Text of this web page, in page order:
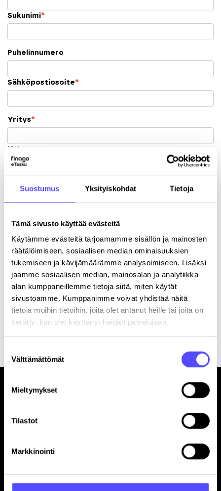
Suostumus Yksityiskohdat Tietoja
Tämä sivusto käyttää evästeitä
Käytämme evästeitä tarjoamamme sisällön ja mainosten
räätälöimiseen, sosiaalisen median ominaisuuksien
tukemiseen ja kävijämäärämme analysoimiseen. Lisäksi
jaamme sosiaalisen median, mainosalan ja analytiikka-
alan kumppaneillemme tietoja siitä, miten käytät
sivustoamme. Kumppanimme voivat yhdistää näitä
tietoja muihin tietoihin, joita olet antanut heille tai joita on
kerätty, kun olet käyttänyt heidän palvelujaan.
valinta
Välttämättömät
Mieltymykset
Tilastot
Markkinointi
Sukunimi*
Puhelinnumero
Sähköpostiosoite*
Yritys*
Y-tunnus
Katuosoite
Rekisteröitymällä hyväksyt palvelun käyttöehdot
Etusivu
Tilitoimistoille